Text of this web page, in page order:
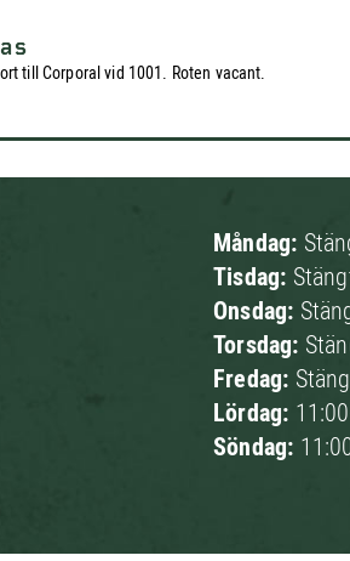
till Corporal vid 1001. Roten vacant.
Måndag:
Tisdag:
Onsdag:
Torsdag:
Fredag:
Lördag:
Söndag: